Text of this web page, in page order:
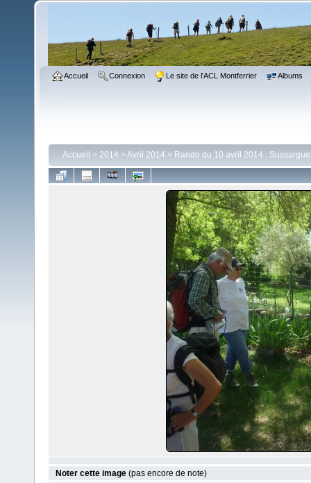
Accueil Connexion Le site de l'ACL Montferrier Albums
Accueil > 2014 >Avril 2014 > Rando du 10 avril 2014 :
Noter cette image (pas encore de note)